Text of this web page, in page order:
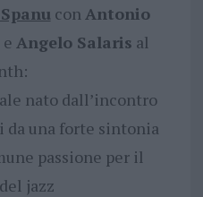
con Antonio
Angelo Salaris al
nato dall’incontro
una forte sintonia
passione per il
jazz